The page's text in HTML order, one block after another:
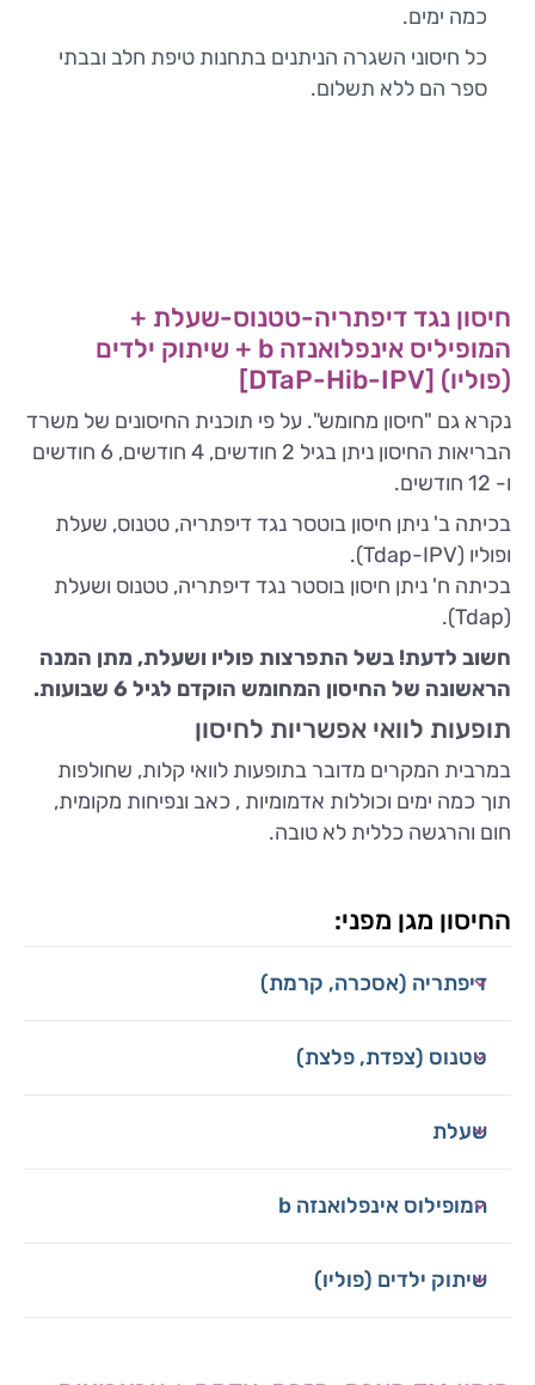
כמה ימים.
כל חיסוני השגרה הניתנים בתחנות טיפת חלב ובבתי
ספר הם ללא תשלום.
חיסון נגד דיפתריה-טטנוס-שעלת +
המופיליס אינפלואנזה b + שיתוק ילדים
(פוליו) [DTaP-Hib-IPV]
נקרא גם "חיסון מחומש". על פי תוכנית החיסונים של משרד
הבריאות החיסון ניתן בגיל 2 חודשים, 4 חודשים, 6 חודשים
ו- 12 חודשים.
בכיתה ב' ניתן חיסון בוטסר נגד דיפתריה, טטנוס, שעלת
ופוליו (Tdap-IPV).
בכיתה ח' ניתן חיסון בוסטר נגד דיפתריה, טטנוס ושעלת
(Tdap).
חשוב לדעת! בשל התפרצות פוליו ושעלת, מתן המנה
הראשונה של החיסון המחומש הוקדם לגיל 6 שבועות.
תופעות לוואי אפשריות לחיסון
במרבית המקרים מדובר בתופעות לוואי קלות, שחולפות
תוך כמה ימים וכוללות אדמומיות , כאב ונפיחות מקומית,
חום והרגשה כללית לא טובה.
החיסון מגן מפני:
דיפתריה (אסכרה, קרמת)
טטנוס (צפדת, פלצת)
שעלת
המופילוס אינפלואנזה b
שיתוק ילדים (פוליו)